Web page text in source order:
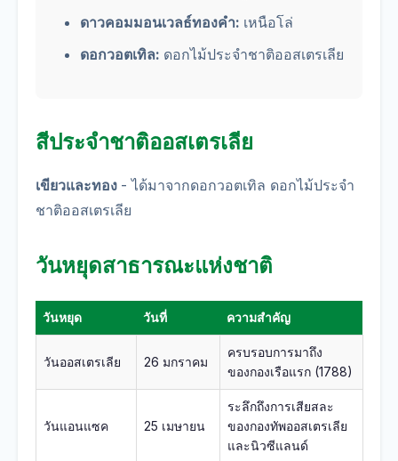
ดาวคอมมอนเวลธ์ทองคำ: เหนือโล่
ดอกวอตเทิล: ดอกไม้ประจำชาติออสเตรเลีย
สีประจำชาติออสเตรเลีย
เขียวและทอง - ได้มาจากดอกวอตเทิล ดอกไม้ประจำ
ชาติออสเตรเลีย
วันหยุดสาธารณะแห่งชาติ
วันหยุด วันที่ ความสำคัญ
วันออสเตรเลีย 26 มกราคม
ครบรอบการมาถึง
ของกองเรือแรก (1788)
วันแอนแซค 25 เมษายน
ระลึกถึงการเสียสละ
ของกองทัพออสเตรเลีย
และนิวซีแลนด์